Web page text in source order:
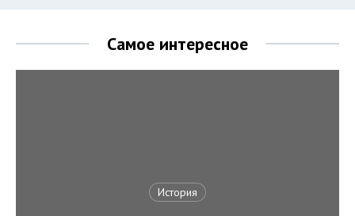
Самое интересное
История